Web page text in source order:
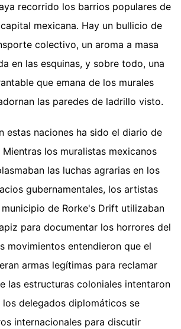
recorrido los barrios populares de
mexicana. Hay un bullicio de
colectivo, un aroma a masa
en las esquinas, y sobre todo, una
que emana de los murales
las paredes de ladrillo visto.
estas naciones ha sido el diario de
los muralistas mexicanos
las luchas agrarias en los
gubernamentales, los artistas
de Rorke's Drift utilizaban
para documentar los horrores del
movimientos entendieron que el
armas legítimas para reclamar
las estructuras coloniales intentaron
los delegados diplomáticos se
internacionales para discutir